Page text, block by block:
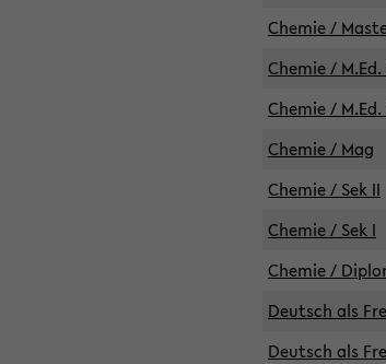
Chemie /
Chemie /
Chemie /
Chemie / Mag
Chemie / Sek II
Chemie / Sek I
Chemie /
Deutsch als
Deutsch als